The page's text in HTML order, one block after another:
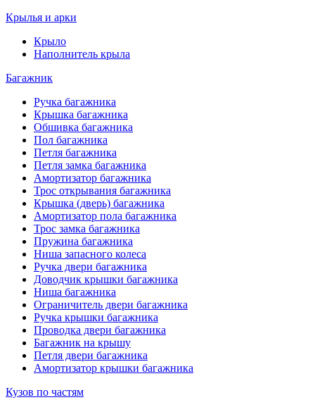
Крылья и арки
Крыло
Наполнитель крыла
Багажник
Ручка багажника
Крышка багажника
Обшивка багажника
Пол багажника
Петля багажника
Петля замка багажника
Амортизатор багажника
Трос открывания багажника
Крышка (дверь) багажника
Амортизатор пола багажника
Трос замка багажника
Пружина багажника
Ниша запасного колеса
Ручка двери багажника
Доводчик крышки багажника
Ниша багажника
Ограничитель двери багажника
Ручка крышки багажника
Проводка двери багажника
Багажник на крышу
Петля двери багажника
Амортизатор крышки багажника
Кузов по частям